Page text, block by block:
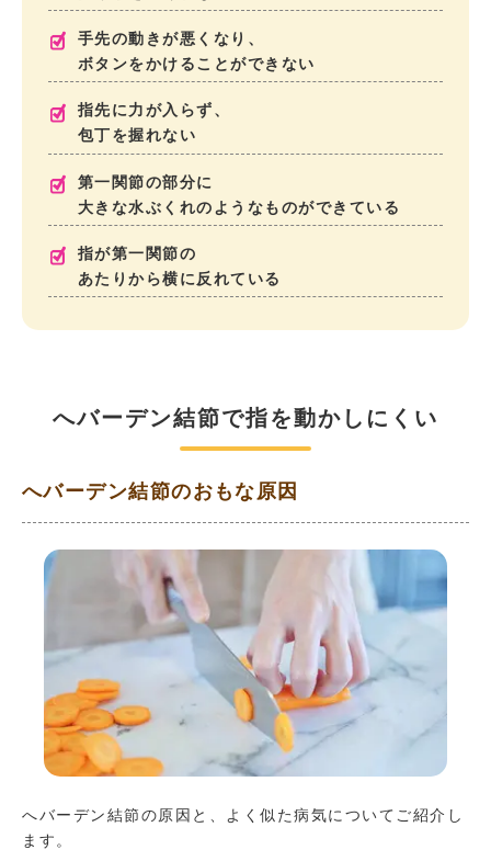
手先の動きが悪くなり、
ボタンをかけることができない
指先に力が入らず、
包丁を握れない
第一関節の部分に
大きな水ぶくれのようなものができている
指が第一関節の
あたりから横に反れている
へバーデン結節で指を動かしにくい
へバーデン結節のおもな原因
へバーデン結節の原因と、よく似た病気についてご紹介し
ます。